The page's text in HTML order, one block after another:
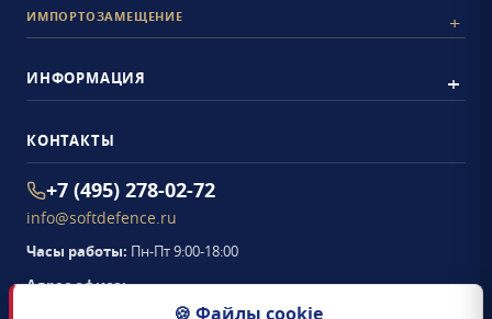
ИМПОРТОЗАМЕЩЕНИЕ
ИНФОРМАЦИЯ
КОНТАКТЫ
+7 (495) 278-02-72
info@softdefence.ru
Часы работы: Пн-Пт 9:00-18:00
Адрес офиса:
🍪 Файлы cookie